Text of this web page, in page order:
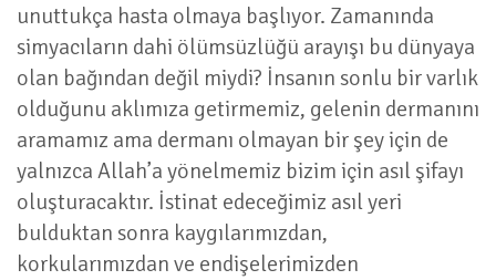
unuttukça hasta olmaya başlıyor. Zamanında
simyacıların dahi ölümsüzlüğü arayışı bu dünyaya
olan bağından değil miydi? İnsanın sonlu bir varlık
olduğunu aklımıza getirmemiz, gelenin dermanını
aramamız ama dermanı olmayan bir şey için de
yalnızca Allah’a yönelmemiz bizim için asıl şifayı
oluşturacaktır. İstinat edeceğimiz asıl yeri
bulduktan sonra kaygılarımızdan,
korkularımızdan ve endişelerimizden